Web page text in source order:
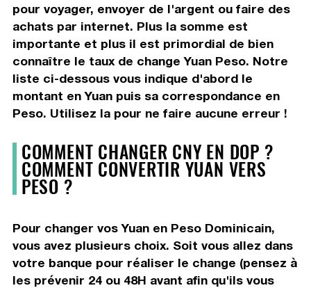
pour voyager, envoyer de l'argent ou faire des
achats par internet. Plus la somme est
importante et plus il est primordial de bien
connaître le taux de change Yuan Peso. Notre
liste ci-dessous vous indique d'abord le
montant en Yuan puis sa correspondance en
Peso. Utilisez la pour ne faire aucune erreur !
COMMENT CHANGER CNY EN DOP ?
COMMENT CONVERTIR YUAN VERS
PESO ?
Pour changer vos Yuan en Peso Dominicain,
vous avez plusieurs choix. Soit vous allez dans
votre banque pour réaliser le change (pensez à
les prévenir 24 ou 48H avant afin qu'ils vous